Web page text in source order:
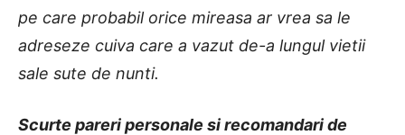
pe care probabil orice mireasa ar vrea sa le
adreseze cuiva care a vazut de-a lungul vietii
sale sute de nunti.
Scurte pareri personale si recomandari de